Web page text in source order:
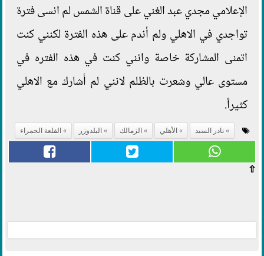
الإعلامي مجدي عبد الغني على قناة الشمس لم انسى فترة
تواجدي في الاهلي ولم أندم على هذه الفترة لكنني كنت
اتمنى المشاركة خاصة وانني كنت في هذه الفتره في
مستوى عالي وشعرت بالظلم لانني لم أشارك مع الاهلي
كثيراً.
نادر السيد الأهلي الزمالك البلدوزر القلعة الحمراء
⇧